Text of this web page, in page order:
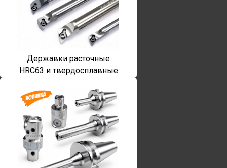
Державки расточные
HRC63 и твердосплавные